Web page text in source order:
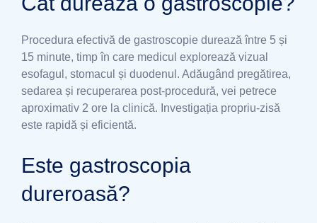
Procedura efectivă de gastroscopie durează între 5 și
15 minute, timp în care medicul explorează vizual
esofagul, stomacul și duodenul. Adăugând pregătirea,
sedarea și recuperarea post-procedură, vei petrece
aproximativ 2 ore la clinică. Investigația propriu-zisă
este rapidă și eficientă.
Este gastroscopia
dureroasă?